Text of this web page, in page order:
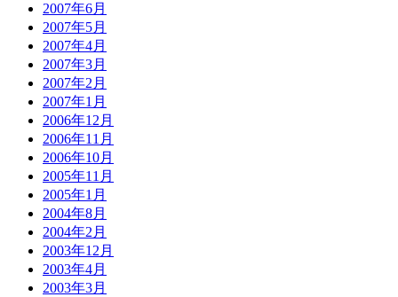
2007年6月
2007年5月
2007年4月
2007年3月
2007年2月
2007年1月
2006年12月
2006年11月
2006年10月
2005年11月
2005年1月
2004年8月
2004年2月
2003年12月
2003年4月
2003年3月